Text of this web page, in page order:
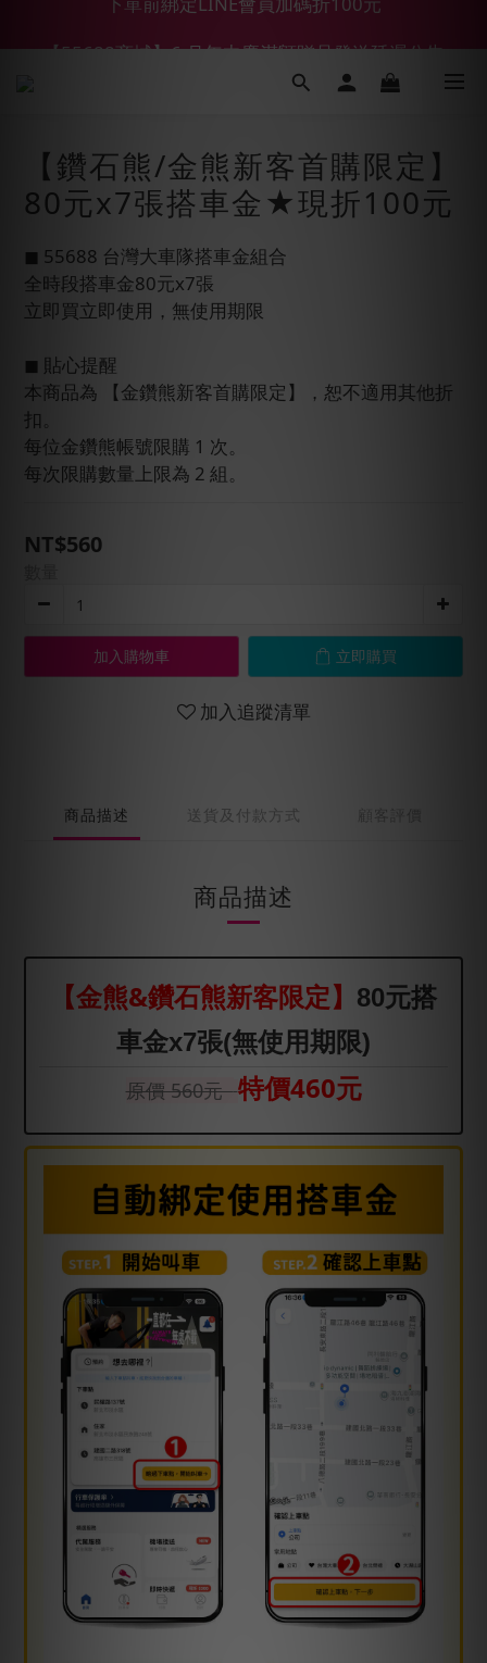
【鑽石熊/金熊新客首購限定】優惠搭車金
【鑽石熊/金熊新客首購限定】
80元x7張搭車金★現折100元
◼︎ 55688 台灣大車隊搭車金組合
全時段搭車金80元x7張
立即買立即使用，無使用期限
◼︎ 貼心提醒
本商品為 【金鑽熊新客首購限定】，恕不適用其他折
扣。
每位金鑽熊帳號限購 1 次。
每次限購數量上限為 2 組。
NT$560
加入購物車 立即購買
加入追蹤清單
商品描述 送貨及付款方式
商品描述
【金熊&鑽石熊新客限定】 80元搭
車金x7張(無使用期限)
原價 560元特價460元